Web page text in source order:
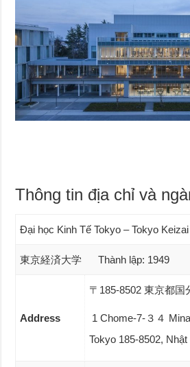
Thông tin địa chỉ và
Đại học Kinh Tế Tokyo – Tokyo
東京経済大学 Thành lập: 1949
Address
〒185-8502 東京都国
1 Chome-7-３４
Tokyo 185-8502, Nhật